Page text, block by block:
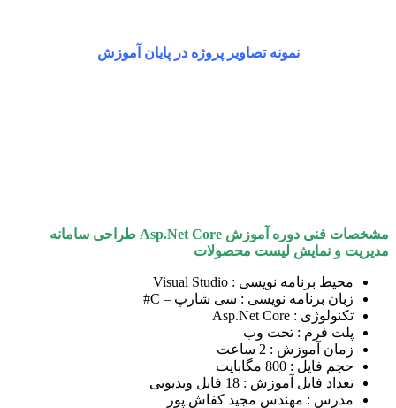
نمونه تصاویر پروژه در پایان آموزش
مشخصات فنی دوره آموزش Asp.Net Core طراحی سامانه
مدیریت و نمایش لیست محصولات
محیط برنامه نویسی : Visual Studio
زبان برنامه نویسی : سی شارپ – C#
تکنولوژی : Asp.Net Core
پلت فرم : تحت وب
زمان آموزش : 2 ساعت
حجم فایل : 800 مگابایت
تعداد فایل آموزش : 18 فایل ویدیویی
مدرس : مهندس مجید کفاش پور